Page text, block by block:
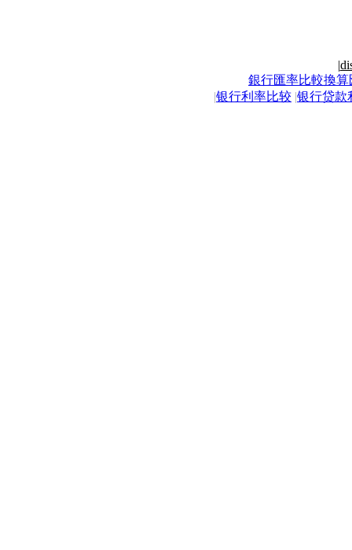
|
銀行匯率比較換算
|银行利率比较 |银行贷款